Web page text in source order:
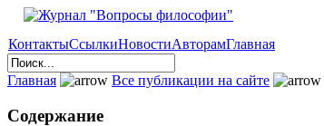
КонтактыСсылкиНовостиАвторамГлавная
Главная Все публикации на сайте
Содержание